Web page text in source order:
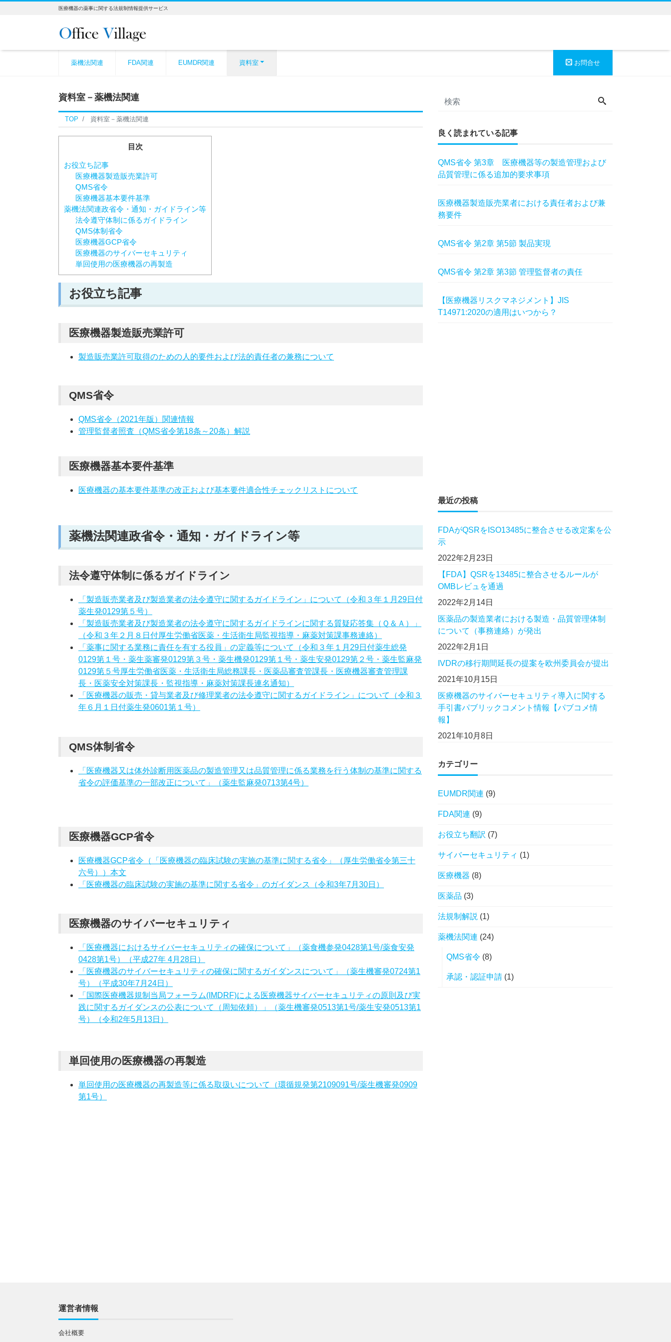
医療機器の薬事に関する法規制情報提供サービス
薬機法関連 FDA関連 EUMDR関連 資料室 お問合せ
資料室－薬機法関連
TOP 資料室－薬機法関連
目次
お役立ち記事
医療機器製造販売業許可
QMS省令
医療機器基本要件基準
薬機法関連政省令・通知・ガイドライン等
法令遵守体制に係るガイドライン
QMS体制省令
医療機器GCP省令
医療機器のサイバーセキュリティ
単回使用の医療機器の再製造
お役立ち記事
医療機器製造販売業許可
製造販売業許可取得のための人的要件および法的責任者の兼務について
QMS省令
QMS省令（2021年版）関連情報
管理監督者照査（QMS省令第18条～20条）解説
医療機器基本要件基準
医療機器の基本要件基準の改正および基本要件適合性チェックリストについて
薬機法関連政省令・通知・ガイドライン等
法令遵守体制に係るガイドライン
「製造販売業者及び製造業者の法令遵守に関するガイドライン」について（令和３年１月29日付
薬生発0129第５号）
「製造販売業者及び製造業者の法令遵守に関するガイドラインに関する質疑応答集（Ｑ＆Ａ）」
（令和３年２月８日付厚生労働省医薬・生活衛生局監視指導・麻薬対策課事務連絡）
「薬事に関する業務に責任を有する役員」の定義等について（令和３年１月29日付薬生総発
0129第１号・薬生薬審発0129第３号・薬生機発0129第１号・薬生安発0129第２号・薬生監麻発
0129第５号厚生労働省医薬・生活衛生局総務課長・医薬品審査管課長・医療機器審査管理課
長・医薬安全対策課長・監視指導・麻薬対策課長連名通知）
「医療機器の販売・貸与業者及び修理業者の法令遵守に関するガイドライン」について（令和３
年６月１日付薬生発0601第１号）
QMS体制省令
「医療機器又は体外診断用医薬品の製造管理又は品質管理に係る業務を行う体制の基準に関する
省令の評価基準の一部改正について」（薬生監麻発0713第4号）
医療機器GCP省令
医療機器GCP省令（「医療機器の臨床試験の実施の基準に関する省令」（厚生労働省令第三十
六号））本文
「医療機器の臨床試験の実施の基準に関する省令」のガイダンス（令和3年7月30日）
医療機器のサイバーセキュリティ
「医療機器におけるサイバーセキュリティの確保について」（薬食機参発0428第1号/薬食安発
0428第1号）（平成27年 4月28日）
「医療機器のサイバーセキュリティの確保に関するガイダンスについて」（薬生機審発0724第1
号）（平成30年7月24日）
「国際医療機器規制当局フォーラム(IMDRF)による医療機器サイバーセキュリティの原則及び実
践に関するガイダンスの公表について（周知依頼）」（薬生機審発0513第1号/薬生安発0513第1
号）（令和2年5月13日）
単回使用の医療機器の再製造
単回使用の医療機器の再製造等に係る取扱いについて（環循規発第2109091号/薬生機審発0909
第1号）
良く読まれている記事
QMS省令 第3章 医療機器等の製造管理および
品質管理に係る追加的要求事項
医療機器製造販売業者における責任者および兼
務要件
QMS省令 第2章 第5節 製品実現
QMS省令 第2章 第3節 管理監督者の責任
【医療機器リスクマネジメント】JIS
T14971:2020の適用はいつから？
最近の投稿
FDAがQSRをISO13485に整合させる改定案を公
示
2022年2月23日
【FDA】QSRを13485に整合させるルールが
OMBレビュを通過
2022年2月14日
医薬品の製造業者における製造・品質管理体制
について（事務連絡）が発出
2022年2月1日
IVDRの移行期間延長の提案を欧州委員会が提出
2021年10月15日
医療機器のサイバーセキュリティ導入に関する
手引書パブリックコメント情報【パブコメ情
報】
2021年10月8日
カテゴリー
EUMDR関連 (9)
FDA関連 (9)
お役立ち翻訳 (7)
サイバーセキュリティ (1)
医療機器 (8)
医薬品 (3)
法規制解説 (1)
薬機法関連 (24)
QMS省令 (8)
承認・認証申請 (1)
運営者情報
会社概要